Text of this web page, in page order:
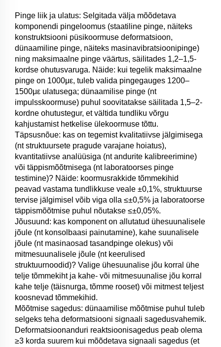
Pinge liik ja ulatus: Selgitada välja mõõdetava
komponendi pingeloomus (staatiline pinge, näiteks
konstruktsiooni püsikoormuse deformatsioon,
dünaamiline pinge, näiteks masinavibratsioonipinge)
ning maksimaalne pinge väärtus, säilitades 1,2–1,5-
kordse ohutusvaruga. Näide: kui tegelik maksimaalne
pinge on 1000με, tuleb valida pingegauges 1200–
1500με ulatusega; dünaamilise pinge (nt
impulsskoormuse) puhul soovitatakse säilitada 1,5–2-
kordne ohutustegur, et vältida tundliku võrgu
kahjustamist hetkelise ülekoormuse tõttu.
Täpsusnõue: kas on tegemist kvalitatiivse jälgimisega
(nt struktuursete pragude varajane hoiatus),
kvantitatiivse analüüsiga (nt andurite kalibreerimine)
või täppismõõtmisega (nt laboratoorses pinge
testimine)? Näide: koormusrakkide tõmmekihid
peavad vastama tundlikkuse veale ±0,1%, struktuurse
tervise jälgimisel võib viga olla ≤±0,5% ja laboratoorse
täppismõõtmise puhul nõutakse ≤±0,05%.
Jõusuund: kas komponent on allutatud ühesuunalisele
jõule (nt konsolbaasi painutamine), kahe suunalisele
jõule (nt masinaosad tasandpinge olekus) või
mitmesuunalisele jõule (nt keerulised
struktuurnoodid)? Valige ühesuunalise jõu korral ühe
telje tõmmekiht ja kahe- või mitmesuunalise jõu korral
kahe telje (täisnurga, tõmme rooset) või mitmest teljest
koosnevad tõmmekihid.
Mõõtmise sagedus: dünaamilise mõõtmise puhul tuleb
selgeks teha deformatsiooni signaali sagedusvahemik.
Deformatsioonanduri reaktsioonisagedus peab olema
≥3 korda suurem kui mõõdetava signaali sagedus (et